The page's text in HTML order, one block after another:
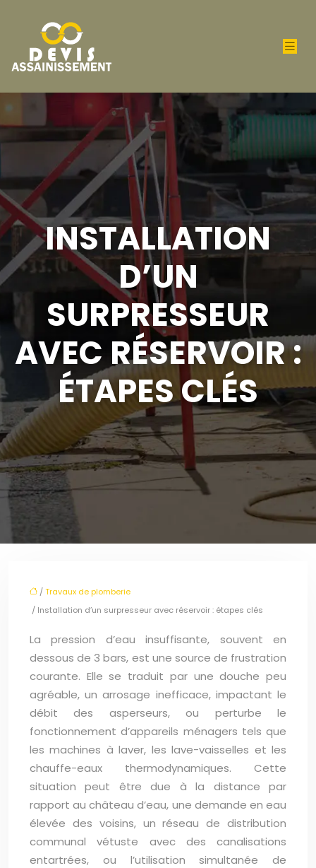
INSTALLATION
D’UN
SURPRESSEUR
AVEC RÉSERVOIR :
ÉTAPES CLÉS
/Travaux de plomberie
/ Installation d’un surpresseur avec réservoir : étapes clés
La pression d’eau insuffisante, souvent en
dessous de 3 bars, est une source de frustration
courante. Elle se traduit par une douche peu
agréable, un arrosage inefficace, impactant le
débit des asperseurs, ou perturbe le
fonctionnement d’appareils ménagers tels que
les machines à laver, les lave-vaisselles et les
chauffe-eaux thermodynamiques. Cette
situation peut être due à la distance par
rapport au château d’eau, une demande en eau
élevée des voisins, un réseau de distribution
communal vétuste avec des canalisations
entartrées, ou l’utilisation simultanée de